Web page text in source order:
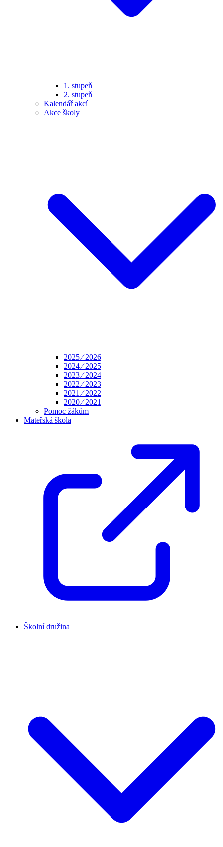
1. stupeň
2. stupeň
Kalendář akcí
Akce školy
2025 ⁄ 2026
2024 ⁄ 2025
2023 ⁄ 2024
2022 ⁄ 2023
2021 ⁄ 2022
2020 ⁄ 2021
Pomoc žákům
Mateřská škola
Školní družina